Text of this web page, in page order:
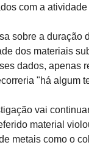
com a
sobre a duração
dos materiais
dados, apenas
"há algum
vai
material
metais como o